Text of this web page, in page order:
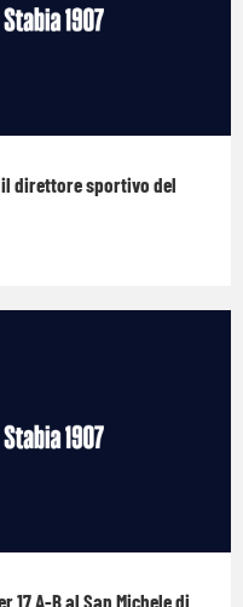
direttore sportivo del
17 A-B al San Michele di